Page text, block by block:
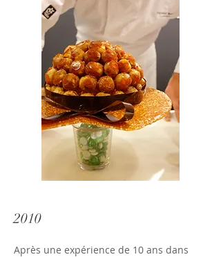
2010
Après une expérience de 10 ans dans